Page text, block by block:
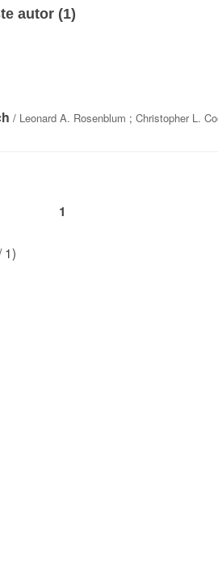
autor (1)
/ Leonard A. Rosenblum ; Christopher L.
1
1)